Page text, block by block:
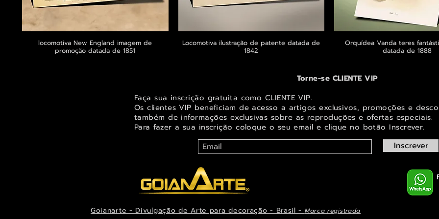
Visualização rápida
locomotiva New England imagem de
promoção datada de 1851
Visualização rápida
Locomotiva ilustração de patente datada de
1842
Visualização rápida
Orquídea Vanda teres
datada de 1888
Visualização rápida
Orquídea Odontoglossum insleayi splendens
Visualização rápida
Orquídeas Masdevallia shuttleworthii e
Orquídea Laelia autumnalis, rara
Visualização rápida
Belíssima pintura de Fada dos jardins para
Visualização rápida
Ternurenta imagem de Fada Bebê para
Belíssima imagem de Fada das
Visualização rápida
Belíssima imagem de Fada das árvores para
Visualização rápida
Alegre imagem de Fada e elfo para decorar
Belíssima imagem de Fada das
Torne-se CLIENTE VIP
Faça sua inscrição gratuita como CLIENTE VIP.
Os clientes VIP beneficiam de acesso a artigos exclusivos, promoções e
também de informações exclusivas sobre as reproduções e ofertas especiais.
Para fazer a sua inscrição coloque o seu email e clique no botão Inscrever.
Inscrever
Goianarte - Divulgação de Arte para decoração - Brasil - Marca registrada